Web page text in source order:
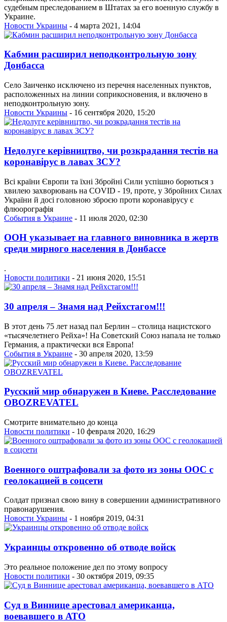
судебным преследованием в Штатах за его военную службу в
Украине.
Новости Украины - 4 марта 2021, 14:04
Кабмин расширил неподконтрольную зону
Донбасса
Село Заиченко исключено из перечня населенных пунктов,
расположенных на линии соприкосновения, и включено в
неподконтрольную зону.
Новости Украины - 16 сентября 2020, 15:20
Недолуге керівництво, чи розкрадання тестів на
коронавірус в лавах ЗСУ?
Всі країни Європи та їхні Збройні Сили успішно борються з
хвилею захворювань на COVID - 19, проте, у Збройних Силах
України й досі головною зброєю проти коронавірусу є
флюорографія
События в Украине - 11 июля 2020, 02:30
ООН указывает на главного виновника в жертв
среди мирного населения в Донбассе
.
Новости политики - 21 июня 2020, 15:51
30 апреля – Знамя над Рейхстагом!!!
В этот день 75 лет назад пал Берлин – столица нацистского
«тысячелетнего Рейха»! На Советский Союз напала не только
Германия, а практически вся Европа!
События в Украине - 30 апреля 2020, 13:59
Русский мир обнаружен в Киеве. Расследование
OBOZREVATEL
Смотрите внимательно до конца
Новости политики - 10 февраля 2020, 16:29
Военного оштрафовали за фото из зоны ООС с
геолокацией в соцсети
Солдат признал свою вину в совершении административного
правонарушения.
Новости Украины - 1 ноября 2019, 04:31
Украинцы откровенно об отводе войск
Это реальное положение дел по этому вопросу
Новости политики - 30 октября 2019, 09:35
Суд в Виннице арестовал американца,
воевавшего в АТО